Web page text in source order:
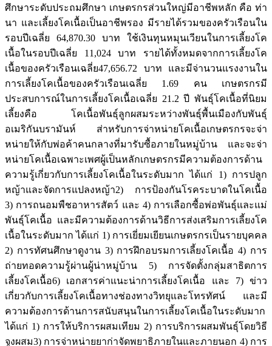
ศึกษาระดับประถมศึกษา เกษตรกรส่วนใหญ่มีอาชีพหลัก คือ ท่า
นา และเลี้ยงโคเนื้อเป็นอาชีพรอง มีรายได้รวมของครัวเรือนใน
รอบปีเฉลี่ย 64,870.30 บาท ใช้เงินทุนหมุนเวียนในการเลี้ยงโค
เนื้อในรอบปีเฉลี่ย 11,024 บาท รายได้ทั้งหมดจากการเลี้ยงโค
เนื้อของครัวเรือนเฉลี่ย47,656.72 บาท และมีจ่านวนแรงงานใน
การเลี้ยงโคเนื้อของครัวเรือนเฉลี่ย 1.69 คน เกษตรกรมี
ประสบการณ์ในการเลี้ยงโคเนื้อเฉลี่ย 21.2 ปี พันธุ์โคเนื้อที่นิยม
เลี้ยงคือ โคเนื้อพันธุ์ลูกผสมระหว่างพันธุ์พื้นเมืองกับพันธุ์
อเมริกันบรามันห์ ส่าหรับการจ่าหน่ายโคเนื้อเกษตรกรจะจ่า
หน่ายให้กับพ่อค้าคนกลางที่มารับซื้อภายในหมู่บ้าน และจะจ่า
หน่ายโคเนื้อเฉพาะเพศผู้เป็นหลักเกษตรกรมีความต้องการด้าน
ความรู้เกี่ยวกับการเลี้ยงโคเนื้อในระดับมาก ได้แก่ 1) การปลูก
หญ้าและจัดการแปลงหญ้า2) การป้องกันโรคระบาดในโคเนื้อ
3) การถนอมพืชอาหารสัตว์ และ 4) การเลือกซื้อพ่อพันธุ์และแม่
พันธุ์โคเนื้อ และมีความต้องการด้านวิธีการส่งเสริมการเลี้ยงโค
เนื้อในระดับมาก ได้แก่ 1) การเยี่ยมเยียนเกษตรกรเป็นรายบุคคล
2) การทัศนศึกษาดูงาน 3) การฝึกอบรมการเลี้ยงโคเนื้อ 4) การ
ถ่ายทอดความรู้ผ่านผู้น่าหมู่บ้าน 5) การจัดตั้งกลุ่มสาธิตการ
เลี้ยงโคเนื้อ6) เอกสารค่าแนะน่าการเลี้ยงโคเนื้อ และ 7) ข่าว
เกี่ยวกับการเลี้ยงโคเนื้อทางช่องทางวิทยุและโทรทัศน์ และมี
ความต้องการด้านการสนับสนุนในการเลี้ยงโคเนื้อในระดับมาก
ได้แก่ 1) การให้บริการผสมเทียม 2) การบริการผสมพันธุ์โดยวิธี
จูงผสม3) การจ่าหน่ายยาก่าจัดพยาธิภายในและภายนอก 4) การ